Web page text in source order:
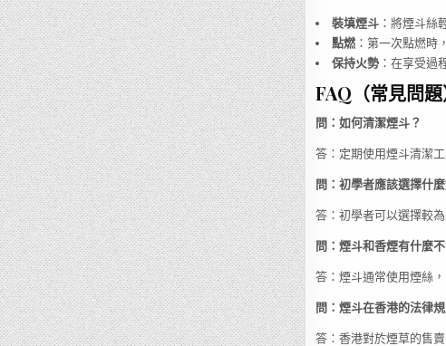
裝填煙斗：將煙斗絲
點燃：第一次點燃時
保持火勢：在享受過
FAQ（常見問題
問：如何清潔煙斗？
答：定期使用煙斗清潔
問：初學者應該選擇什
答：初學者可以選擇較
問：煙斗和香煙有什麼不
答：煙斗通常使用煙絲
問：煙斗在香港的法律
答：香港對於煙草的售